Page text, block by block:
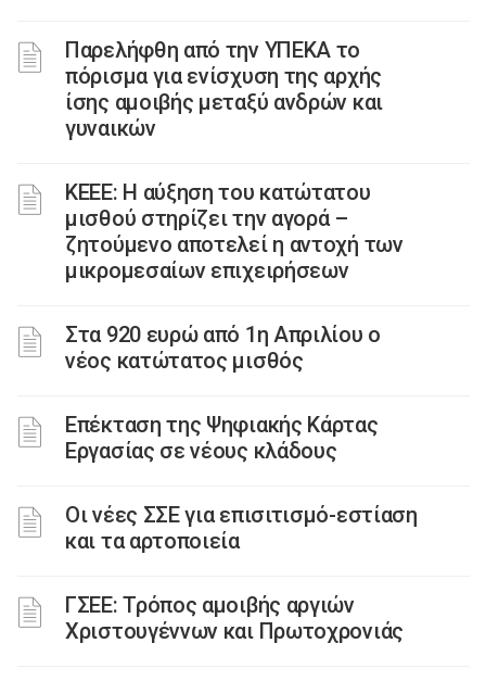
Παρελήφθη από την ΥΠΕΚΑ το
πόρισμα για ενίσχυση της αρχής
ίσης αμοιβής μεταξύ ανδρών και
γυναικών
ΚΕΕΕ: Η αύξηση του κατώτατου
μισθού στηρίζει την αγορά –
ζητούμενο αποτελεί η αντοχή των
μικρομεσαίων επιχειρήσεων
Στα 920 ευρώ από 1η Απριλίου ο
νέος κατώτατος μισθός
Επέκταση της Ψηφιακής Κάρτας
Εργασίας σε νέους κλάδους
Οι νέες ΣΣΕ για επισιτισμό-εστίαση
και τα αρτοποιεία
ΓΣΕΕ: Τρόπος αμοιβής αργιών
Χριστουγέννων και Πρωτοχρονιάς